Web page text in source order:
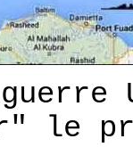
le